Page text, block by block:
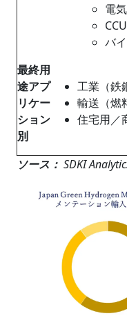
電
バ
最終用
途アプ
リケー
ション
別
工業（鉄
輸送（燃
住宅用／
ソース： SDKI